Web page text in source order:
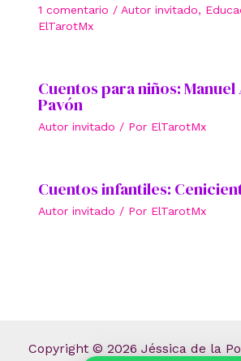
1 comentario / Autor invitado,
ElTarotMx
Cuentos para niños:
Pavón
Autor invitado / Por ElTarotMx
Cuentos infantiles:
Autor invitado / Por ElTarotMx
Copyright © 2026 Jéssica de la